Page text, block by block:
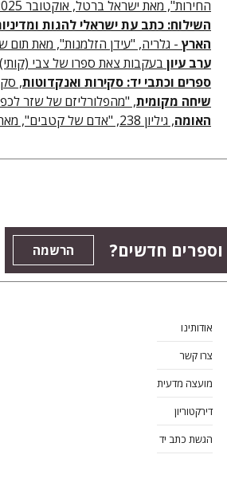
החירות", מאת ישראל ברטל, אוקטובר 2025
השילוח: כתב עת ישראלי להגות
הארץ - גלריה, "עידן הזלמנות", מאת תום
ערב עיון בעקבות צאת ספרו של צבי (קותי)
ספרים וכתבי יד: סקירות ואנקדוטות,
שיחה מקומית, "מהפלורליזם של שזר
האומה, גיליון 238, "אדם של קטבים", מאת יחיעם ויץ, מאי 2025
חדשים? הרשמה
אודותינו
צרו קשר
מועצה מדעית
דירקטוריון
הגשת כתב יד